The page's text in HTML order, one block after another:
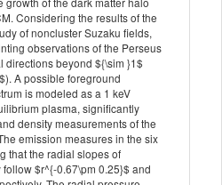
Considering the results of the
of noncluster Suzaku fields,
observations of the Perseus
directions beyond ${\sim }1$
A possible foreground
is modeled as a 1 keV
plasma, significantly
density measurements of the
emission measures in the six
that the radial slopes of
$r^{-0.67\pm 0.25}$ and